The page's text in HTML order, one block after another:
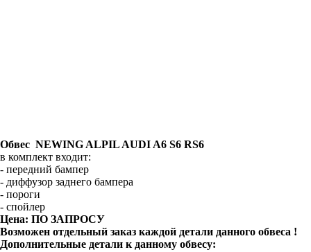
Обвес NEWING ALPIL AUDI A6 S6 RS6
в комплект входит:
- передний бампер
- диффузор заднего бампера
- пороги
- спойлер
Цена: ПО ЗАПРОСУ
Возможен отдельный заказ каждой детали данного обвеса !
Дополнительные детали к данному обвесу: